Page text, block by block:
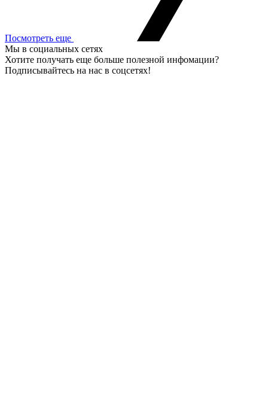
Посмотреть еще
Мы в социальных сетях
Хотите получать еще больше полезной инфомации?
Подписывайтесь на нас в соцсетях!